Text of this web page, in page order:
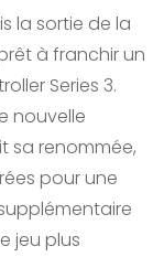
la sortie de la
à franchir un
Series 3.
nouvelle
sa renommée,
pour une
jeu plus